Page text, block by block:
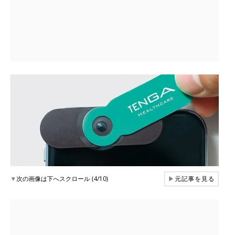
▼次の画像は下へスクロール (4/10) ▶元記事を見る